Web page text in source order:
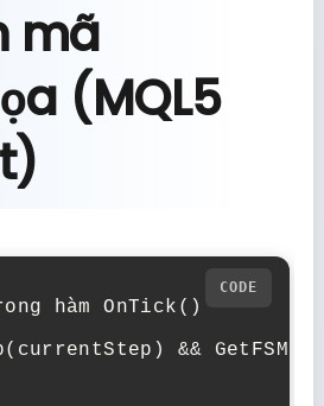
mã
(MQL5
hàm OnTick()
&&